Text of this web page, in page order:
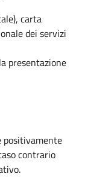
carta
dei servizi
presentazione
positivamente
contrario